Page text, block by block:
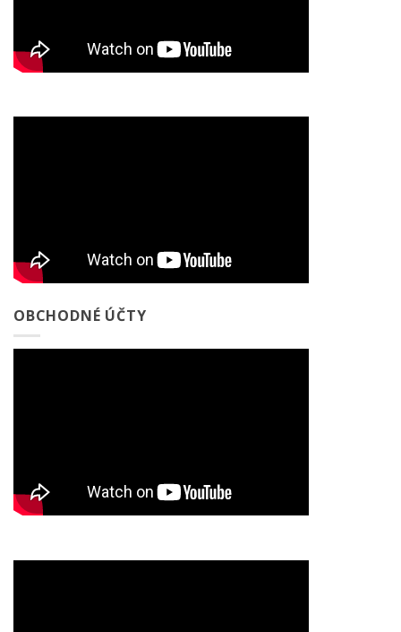
OBCHODNÉ ÚČTY